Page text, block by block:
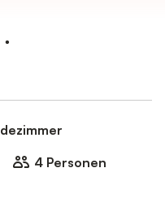
•
4 Personen